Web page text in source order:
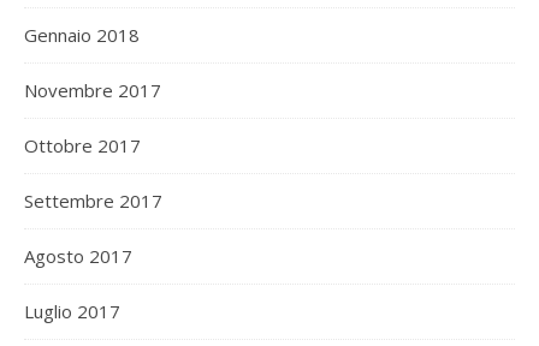
Gennaio 2018
Novembre 2017
Ottobre 2017
Settembre 2017
Agosto 2017
Luglio 2017